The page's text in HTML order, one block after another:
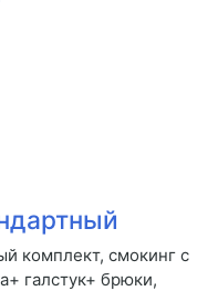
комплект, смокинг с
галстук+ брюки,